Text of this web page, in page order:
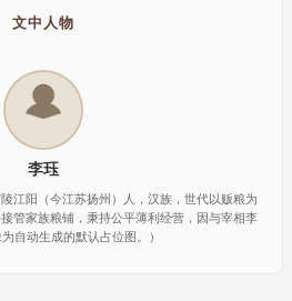
文中人物
李珏
江阳（今江苏扬州）人，汉族，世代以贩粮为
管家族粮铺，秉持公平薄利经营，因与宰相李
自动生成的默认占位图。）